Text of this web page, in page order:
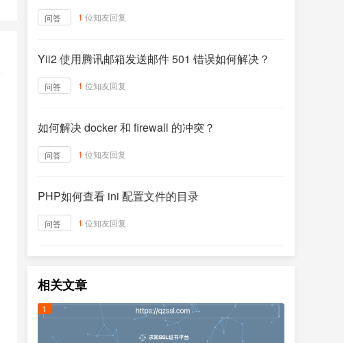
问答 1 位知友回复
Yii2 使用腾讯邮箱发送邮件 501 错误如何解决？
问答 1 位知友回复
如何解决 docker 和 firewall 的冲突？
问答 1 位知友回复
PHP如何查看 ini 配置文件的目录
问答 1 位知友回复
相关文章